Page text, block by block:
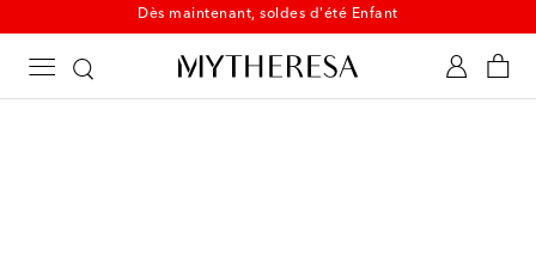
Dès maintenant, soldes d'été Enfant